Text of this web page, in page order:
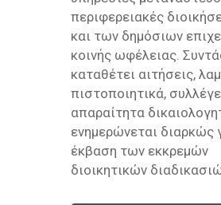
περιφερειακές
και των δημόσιων
κοινής ωφέλειας.
καταθέτει αιτήσεις,
πιστοποιητικά,
απαραίτητα
ενημερώνεται διαρκώς
έκβαση των εκκρεμών
διοικητικών